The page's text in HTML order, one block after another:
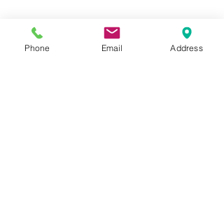
Phone Email Address